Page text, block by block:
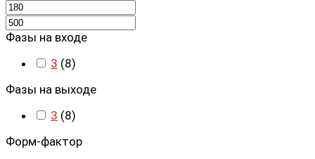
Фазы на входе
3 (8)
Фазы на выходе
3 (8)
Форм-фактор